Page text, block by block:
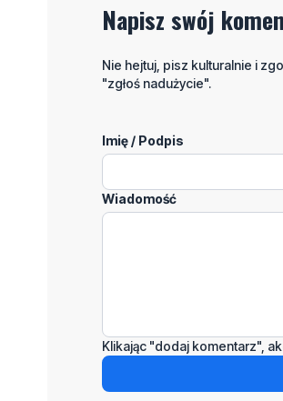
Napisz swój
Nie hejtuj, pisz kulturalnie i
"zgłoś nadużycie".
Imię / Podpis
Wiadomość
Klikając "dodaj komentarz",